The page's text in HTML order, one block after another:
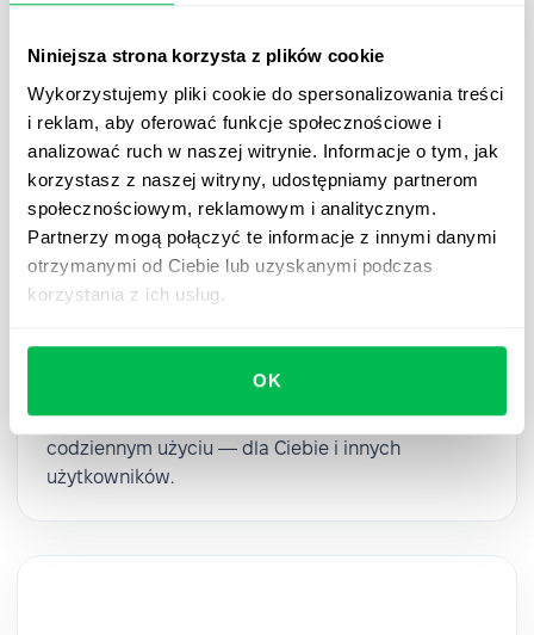
Niniejsza strona korzysta z plików cookie
Wykorzystujemy pliki cookie do spersonalizowania treści
i reklam, aby oferować funkcje społecznościowe i
analizować ruch w naszej witrynie. Informacje o tym, jak
korzystasz z naszej witryny, udostępniamy partnerom
społecznościowym, reklamowym i analitycznym.
Partnerzy mogą połączyć te informacje z innymi danymi
otrzymanymi od Ciebie lub uzyskanymi podczas
korzystania z ich usług.
OK
Updates
aktualizacje UX, które zauważysz
Wdrażamy zestaw ulepszeń UX, aby PeopleForce
był lżejszy, spokojniejszy i łatwiejszy w
codziennym użyciu — dla Ciebie i innych
użytkowników.